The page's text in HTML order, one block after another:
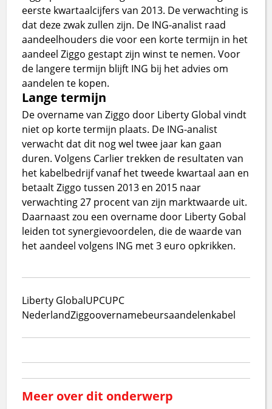
eerste kwartaalcijfers van 2013. De verwachting is
dat deze zwak zullen zijn. De ING-analist raad
aandeelhouders die voor een korte termijn in het
aandeel Ziggo gestapt zijn winst te nemen. Voor
de langere termijn blijft ING bij het advies om
aandelen te kopen.
Lange termijn
De overname van Ziggo door Liberty Global vindt
niet op korte termijn plaats. De ING-analist
verwacht dat dit nog wel twee jaar kan gaan
duren. Volgens Carlier trekken de resultaten van
het kabelbedrijf vanaf het tweede kwartaal aan en
betaalt Ziggo tussen 2013 en 2015 naar
verwachting 27 procent van zijn marktwaarde uit.
Daarnaast zou een overname door Liberty Gobal
leiden tot synergievoordelen, die de waarde van
het aandeel volgens ING met 3 euro opkrikken.
Liberty GlobalUPCUPC
NederlandZiggoovernamebeursaandelenkabel
Meer over dit onderwerp